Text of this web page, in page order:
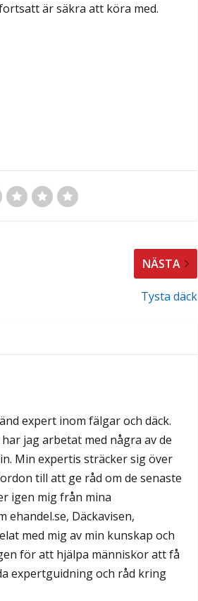
är säkra att köra med.
NÄSTA
Tysta däck
expert inom fälgar och däck.
jag arbetat med några av de
Min expertis sträcker sig över
till att ge råd om de senaste
igen mig från mina
ehandel.se, Däckavisen,
med mig av min kunskap och
för att hjälpa människor att få
expertguidning och råd kring